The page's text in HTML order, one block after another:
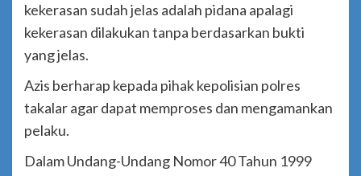
kekerasan sudah jelas adalah pidana apalagi
kekerasan dilakukan tanpa berdasarkan bukti
yang jelas.
Azis berharap kepada pihak kepolisian polres
takalar agar dapat memproses dan mengamankan
pelaku.
Dalam Undang-Undang Nomor 40 Tahun 1999